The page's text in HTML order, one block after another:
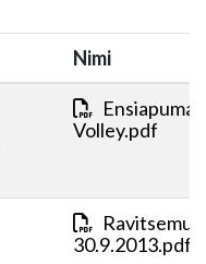
Nimi
Volley.pdf
30.9.2013.pdf